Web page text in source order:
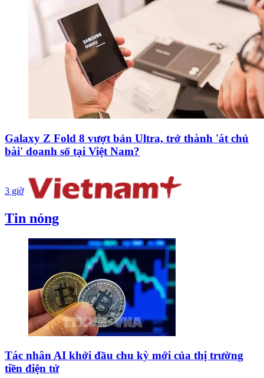
Galaxy Z Fold 8 vượt bản Ultra, trở thành 'át chủ
bài' doanh số tại Việt Nam?
3 giờ
Tin nóng
Tác nhân AI khởi đầu chu kỳ mới của thị trường
tiền điện tử